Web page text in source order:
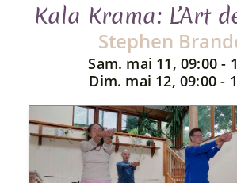
Kala Krama: L’Art
Stephen
Sam. mai 11, 09:00 -
Dim. mai 12, 09:00 -